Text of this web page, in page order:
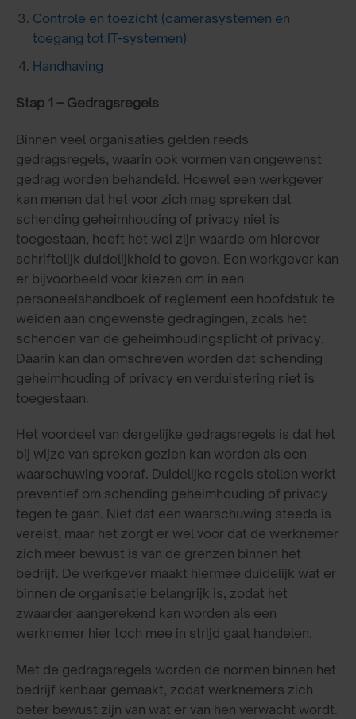
Controle en toezicht (camerasystemen en
toegang tot IT-systemen)
Handhaving
Stap 1 – Gedragsregels
Binnen veel organisaties gelden reeds
gedragsregels, waarin ook vormen van ongewenst
gedrag worden behandeld. Hoewel een werkgever
kan menen dat het voor zich mag spreken dat
schending geheimhouding of privacy niet is
toegestaan, heeft het wel zijn waarde om hierover
schriftelijk duidelijkheid te geven. Een werkgever kan
er bijvoorbeeld voor kiezen om in een
personeelshandboek of reglement een hoofdstuk te
weiden aan ongewenste gedragingen, zoals het
schenden van de geheimhoudingsplicht of privacy.
Daarin kan dan omschreven worden dat schending
geheimhouding of privacy en verduistering niet is
toegestaan.
Het voordeel van dergelijke gedragsregels is dat het
bij wijze van spreken gezien kan worden als een
waarschuwing vooraf. Duidelijke regels stellen werkt
preventief om schending geheimhouding of privacy
tegen te gaan. Niet dat een waarschuwing steeds is
vereist, maar het zorgt er wel voor dat de werknemer
zich meer bewust is van de grenzen binnen het
bedrijf. De werkgever maakt hiermee duidelijk wat er
binnen de organisatie belangrijk is, zodat het
zwaarder aangerekend kan worden als een
werknemer hier toch mee in strijd gaat handelen.
Met de gedragsregels worden de normen binnen het
bedrijf kenbaar gemaakt, zodat werknemers zich
beter bewust zijn van wat er van hen verwacht wordt.